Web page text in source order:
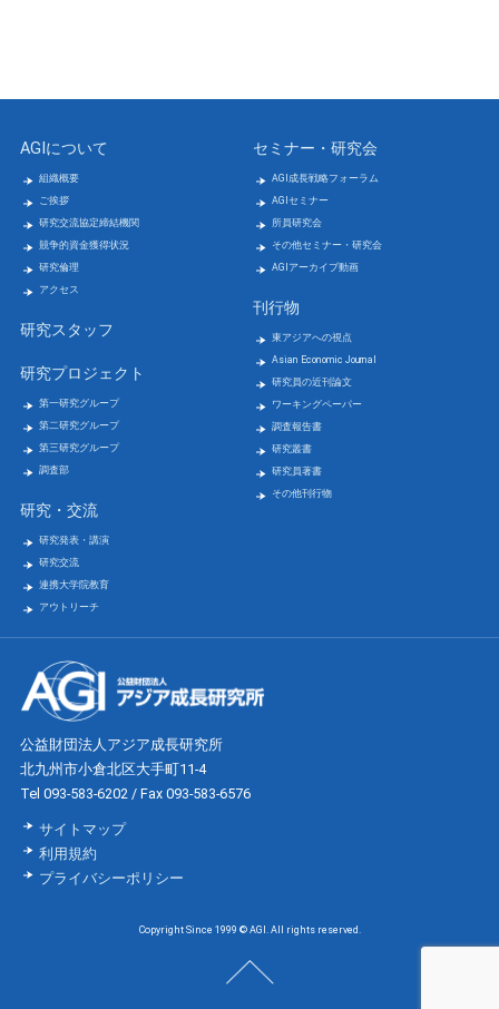
AGIについて
組織概要
ご挨拶
研究交流協定締結機関
競争的資金獲得状況
研究倫理
アクセス
研究スタッフ
研究プロジェクト
第一研究グループ
第二研究グループ
第三研究グループ
調査部
研究・交流
研究発表・講演
研究交流
連携大学院教育
アウトリーチ
セミナー・研究会
AGI成長戦略フォーラム
AGIセミナー
所員研究会
その他セミナー・研究会
AGIアーカイブ動画
刊行物
東アジアへの視点
Asian Economic Journal
研究員の近刊論文
ワーキングペーパー
調査報告書
研究叢書
研究員著書
その他刊行物
公益財団法人アジア成長研究所
北九州市小倉北区大手町11-4
Tel 093-583-6202 / Fax 093-583-6576
サイトマップ
利用規約
プライバシーポリシー
Copyright Since 1999 © AGI. All rights reserved.